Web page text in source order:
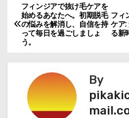
投
稿
ゲ
フィ
ケア
る新
フィンジアで抜け毛ケアを
始めるあなたへ。初期脱毛
の悩みを解消し、自信を持
って毎日を過ごしましょ
う。
By